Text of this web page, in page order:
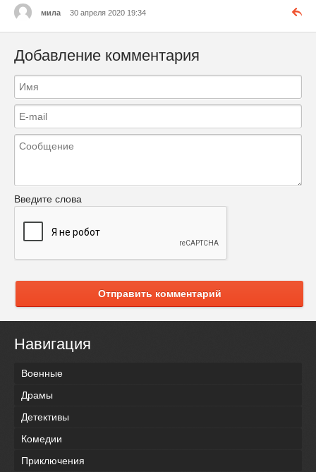
мила 30 апреля 2020 19:34
Добавление комментария
Введите слова
Отправить комментарий
Навигация
Военные
Драмы
Детективы
Комедии
Приключения